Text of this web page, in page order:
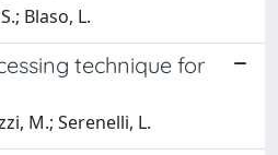
Blaso, L.
technique for
M.; Serenelli, L.